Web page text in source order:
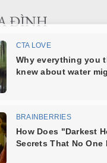
Chuyển đến nội dung chính
ĐÌNH